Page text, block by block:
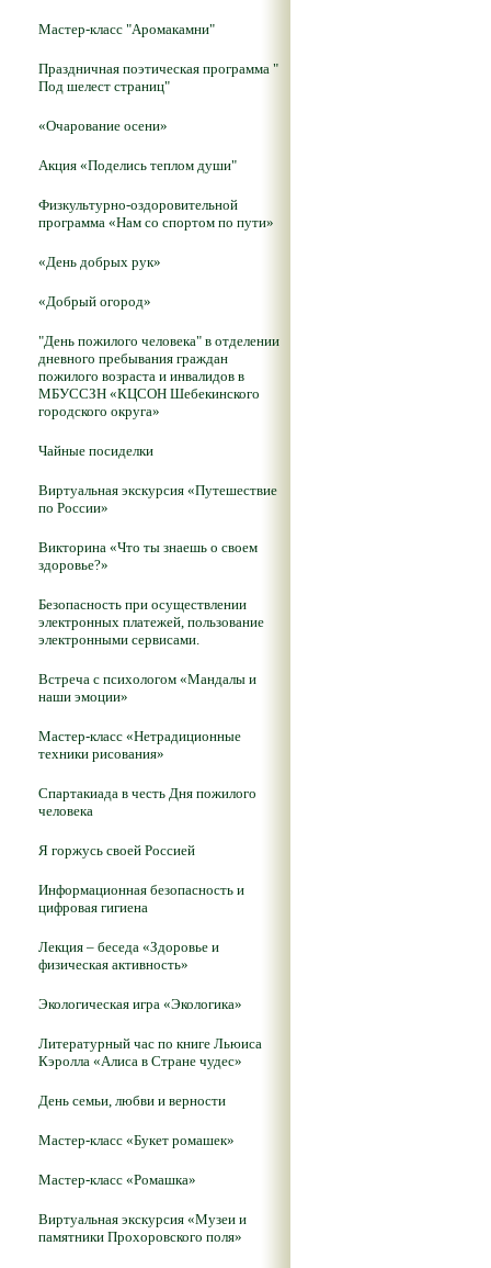
Мастер-класс "Аромакамни"
Праздничная поэтическая программа "
Под шелест страниц"
«Очарование осени»
Акция «Поделись теплом души"
Физкультурно-оздоровительной
программа «Нам со спортом по пути»
«День добрых рук»
«Добрый огород»
"День пожилого человека" в отделении
дневного пребывания граждан
пожилого возраста и инвалидов в
МБУССЗН «КЦСОН Шебекинского
городского округа»
Чайные посиделки
Виртуальная экскурсия «Путешествие
по России»
Викторина «Что ты знаешь о своем
здоровье?»
Безопасность при осуществлении
электронных платежей, пользование
электронными сервисами.
Встреча с психологом «Мандалы и
наши эмоции»
Мастер-класс «Нетрадиционные
техники рисования»
Спартакиада в честь Дня пожилого
человека
Я горжусь своей Россией
Информационная безопасность и
цифровая гигиена
Лекция – беседа «Здоровье и
физическая активность»
Экологическая игра «Экологика»
Литературный час по книге Льюиса
Кэролла «Алиса в Стране чудес»
День семьи, любви и верности
Мастер-класс «Букет ромашек»
Мастер-класс «Ромашка»
Виртуальная экскурсия «Музеи и
памятники Прохоровского поля»